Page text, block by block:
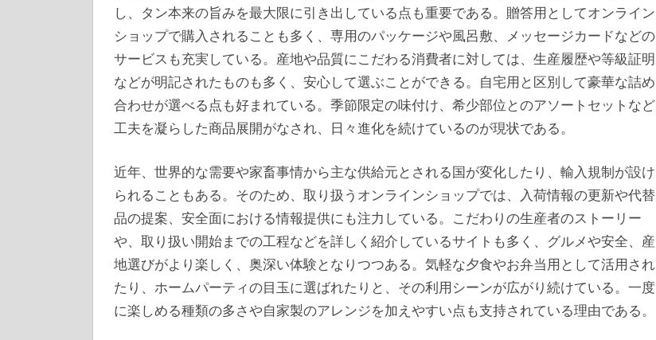
し、タン本来の旨みを最大限に引き出している点も重要である。贈答用としてオンライン
ショップで購入されることも多く、専用のパッケージや風呂敷、メッセージカードなどの
サービスも充実している。産地や品質にこだわる消費者に対しては、生産履歴や等級証明
などが明記されたものも多く、安心して選ぶことができる。自宅用と区別して豪華な詰め
合わせが選べる点も好まれている。季節限定の味付け、希少部位とのアソートセットなど
工夫を凝らした商品展開がなされ、日々進化を続けているのが現状である。
近年、世界的な需要や家畜事情から主な供給元とされる国が変化したり、輸入規制が設け
られることもある。そのため、取り扱うオンラインショップでは、入荷情報の更新や代替
品の提案、安全面における情報提供にも注力している。こだわりの生産者のストーリー
や、取り扱い開始までの工程などを詳しく紹介しているサイトも多く、グルメや安全、産
地選びがより楽しく、奥深い体験となりつつある。気軽な夕食やお弁当用として活用され
たり、ホームパーティの目玉に選ばれたりと、その利用シーンが広がり続けている。一度
に楽しめる種類の多さや自家製のアレンジを加えやすい点も支持されている理由である。